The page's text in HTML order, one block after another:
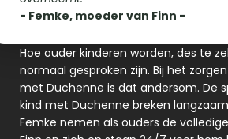
- Femke, moeder van Finn -
Hoe ouder kinderen worden, des te
normaal gesproken zijn. Bij het
met Duchenne is dat andersom. De
kind met Duchenne breken
Femke nemen als ouders de